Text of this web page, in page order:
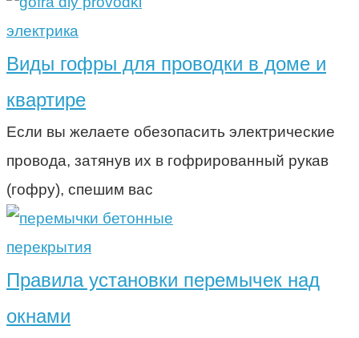
электрика
Виды гофры для проводки в доме и
квартире
Если вы желаете обезопасить электрические
провода, затянув их в гофрированный рукав
(гофру), спешим вас
перекрытия
Правила установки перемычек над
окнами